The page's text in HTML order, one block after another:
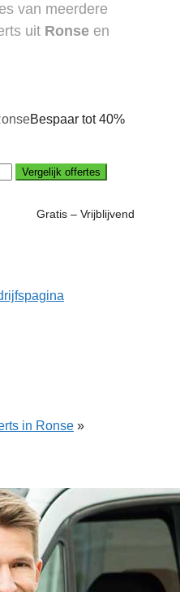
van meerdere
uit Ronse en
Bespaar tot 40%
Vergelijk offertes
Gratis – Vrijblijvend
in Ronse »